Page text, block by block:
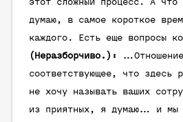
этот сложный процесс. А что
думаю, в самое короткое
каждого. Есть еще вопросы
(Неразборчиво.):
соответствующее, что здесь
не хочу называть ваших
из приятных, я думаю… и мы